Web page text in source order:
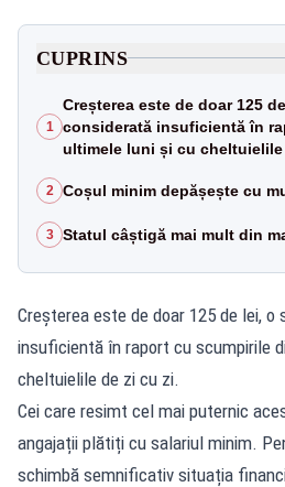
CUPRINS
1
Creșterea este de doar 125
considerată insuficientă în
ultimele luni și cu cheltuielile
2 Coșul minim depășește cu
3 Statul câștigă mai mult din
Creșterea este de doar 125 de lei, o
insuficientă în raport cu scumpirile
cheltuielile de zi cu zi.
Cei care resimt cel mai puternic
angajații plătiți cu salariul minim.
schimbă semnificativ situația